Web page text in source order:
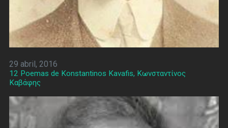
29 abril, 2016
12 Poemas de Konstantinos Kavafis, Κωνσταντίνος
Καβάφης